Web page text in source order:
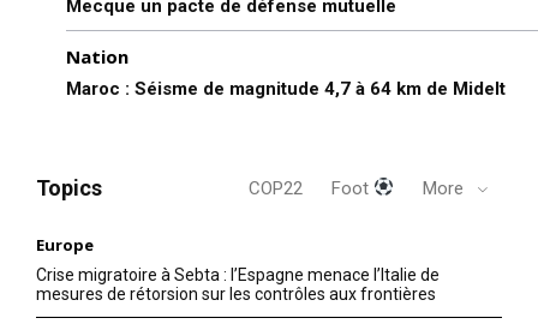
Mecque un pacte de défense mutuelle
Nation
Maroc : Séisme de magnitude 4,7 à 64 km de Midelt
Topics COP22 Foot More
Europe
Crise migratoire à Sebta : l’Espagne menace l’Italie de
mesures de rétorsion sur les contrôles aux frontières